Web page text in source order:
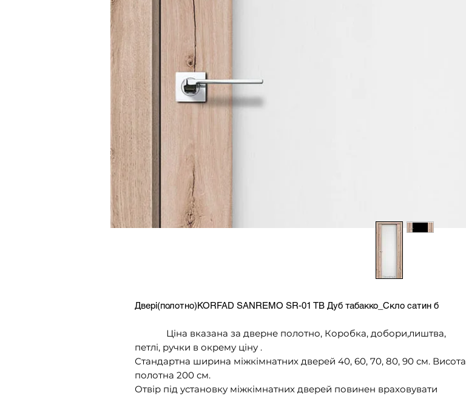
Двері(полотно)KORFAD SANREMO SR-01 TB Дуб табакко_Скло сатин б
Ціна вказана за дверне полотно, Коробка, добори,лиштва,
петлі, ручки в окрему ціну .
Стандартна ширина міжкімнатних дверей 40, 60, 70, 80, 90 см. Висота
полотна 200 см.
Отвір під установку міжкімнатних дверей повинен враховувати